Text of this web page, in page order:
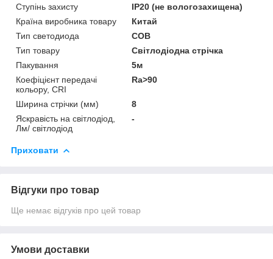
Ступінь захисту
IP20 (не вологозахищена)
Країна виробника товару
Китай
Тип светодиода
COB
Тип товару
Світлодіодна стрічка
Пакування
5м
Коефіцієнт передачі
кольору, CRI
Ra>90
Ширина стрічки (мм)
8
Яскравість на світлодіод,
Лм/ світлодіод
-
Приховати
Відгуки про товар
Ще немає відгуків про цей товар
Умови доставки